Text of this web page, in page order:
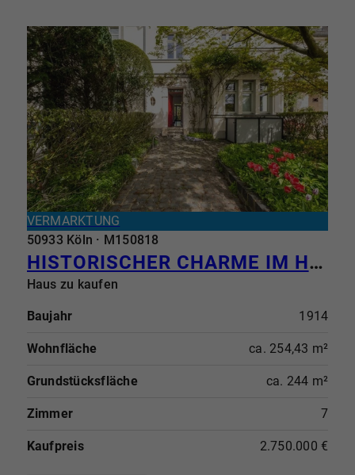
VERMARKTUNG
50933 Köln · M150818
HISTORISCHER CHARME IM HERZEN VON BRAUNSFELD - IHR NEUES ZUHAUSE IM PAULIVIERTEL
Haus zu kaufen
Baujahr 1914
Wohnfläche ca. 254,43 m²
Grundstücksfläche ca. 244 m²
Zimmer 7
Kaufpreis 2.750.000 €